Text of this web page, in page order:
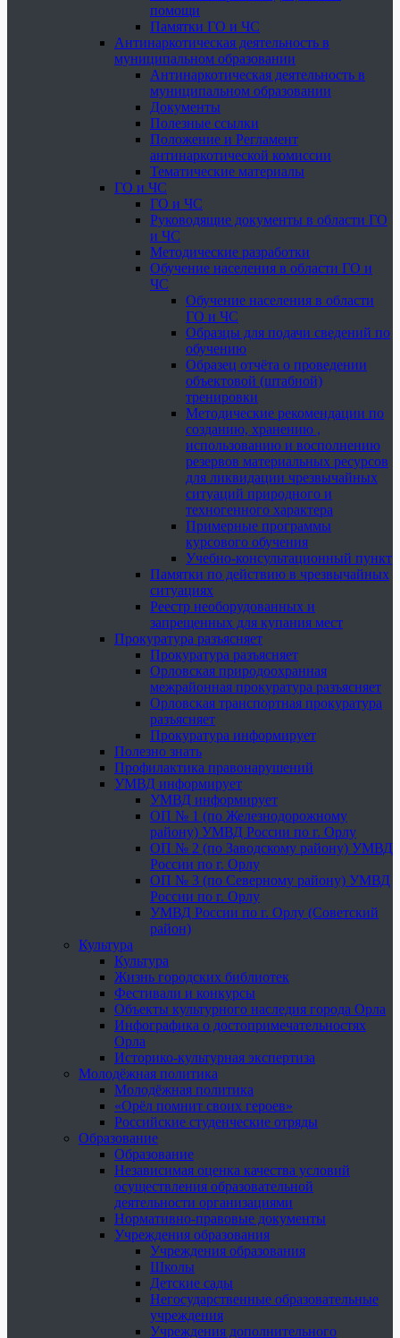
помощи
Памятки ГО и ЧС
Антинаркотическая деятельность в
муниципальном образовании
Антинаркотическая деятельность в
муниципальном образовании
Документы
Полезные ссылки
Положение и Регламент
антинаркотической комиссии
Тематические материалы
ГО и ЧС
ГО и ЧС
Руководящие документы в области ГО
и ЧС
Методические разработки
Обучение населения в области ГО и
ЧС
Обучение населения в области
ГО и ЧС
Образцы для подачи сведений по
обучению
Образец отчёта о проведении
объектовой (штабной)
тренировки
Методические рекомендации по
созданию, хранению ,
использованию и восполнению
резервов материальных ресурсов
для ликвидации чрезвычайных
ситуаций природного и
техногенного характера
Примерные программы
курсового обучения
Учебно-консультационный пункт
Памятки по действию в чрезвычайных
ситуациях
Реестр необорудованных и
запрещенных для купания мест
Прокуратура разъясняет
Прокуратура разъясняет
Орловская природоохранная
межрайонная прокуратура разъясняет
Орловская транспортная прокуратура
разъясняет
Прокуратура информирует
Полезно знать
Профилактика правонарушений
УМВД информирует
УМВД информирует
ОП № 1 (по Железнодорожному
району) УМВД России по г. Орлу
ОП № 2 (по Заводскому району) УМВД
России по г. Орлу
ОП № 3 (по Северному району) УМВД
России по г. Орлу
УМВД России по г. Орлу (Советский
район)
Культура
Культура
Жизнь городских библиотек
Фестивали и конкурсы
Объекты культурного наследия города Орла
Инфографика о достопримечательностях
Орла
Историко-культурная экспертиза
Молодёжная политика
Молодёжная политика
«Орёл помнит своих героев»
Российские студенческие отряды
Образование
Образование
Независимая оценка качества условий
осуществления образовательной
деятельности организациями
Нормативно-правовые документы
Учреждения образования
Учреждения образования
Школы
Детские сады
Негосударственные образовательные
учреждения
Учреждения дополнительного